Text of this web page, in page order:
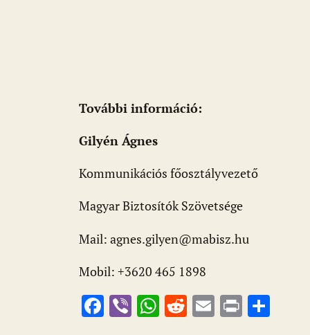
További információ:
Gilyén Ágnes
Kommunikációs főosztályvezető
Magyar Biztosítók Szövetsége
Mail: agnes.gilyen@mabisz.hu
Mobil: +3620 465 1898
F Vi W R E Pr